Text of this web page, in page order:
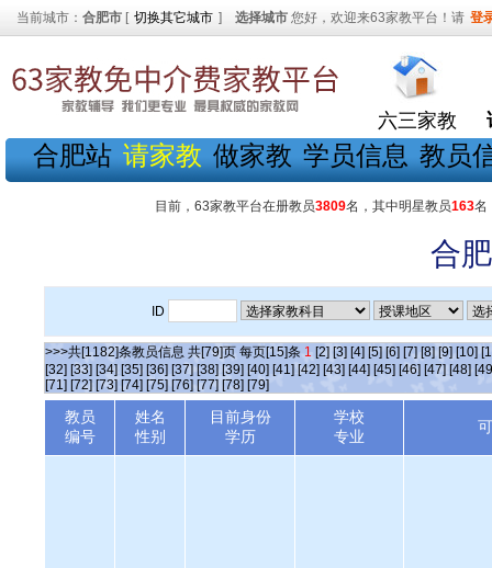
当前城市： 合肥市 [ 切换其它城市 ] 选择城市 您好，欢迎来63家教平台！请 登
六三家教
合肥站 请家教 做家教 学员信息 教员
目前，63家教平台在册教员3809名，其中明星教员163名
合
ID
>>>共[1182]条教员信息 共[79]页 每页[15]条 1 [2] [3] [4] [5] [6] [7] [8] [9] [10]
[32] [33] [34] [35] [36] [37] [38] [39] [40] [41] [42] [43] [44] [45] [46] [47] [48]
[71] [72] [73] [74] [75] [76] [77] [78] [79]
教员
编号
姓名
性别
目前身份
学历
学校
专业